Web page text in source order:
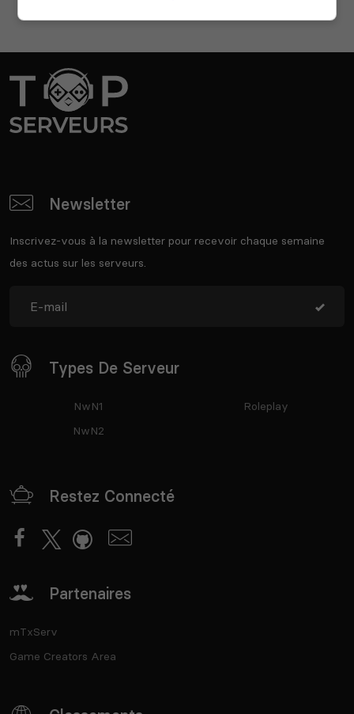
Newsletter
Inscrivez-vous à la newsletter pour recevoir chaque semaine
des actus sur les serveurs.
Types De Serveur
NwN1
NwN2
Roleplay
Restez Connecté
Partenaires
mTxServ
Game Creators Area